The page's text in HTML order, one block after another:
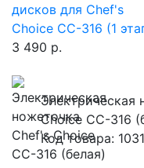
дисков для Chef's
Choice CC-316 (1
3 490 р.
Электрическая
Choice CC-316
Код товара: